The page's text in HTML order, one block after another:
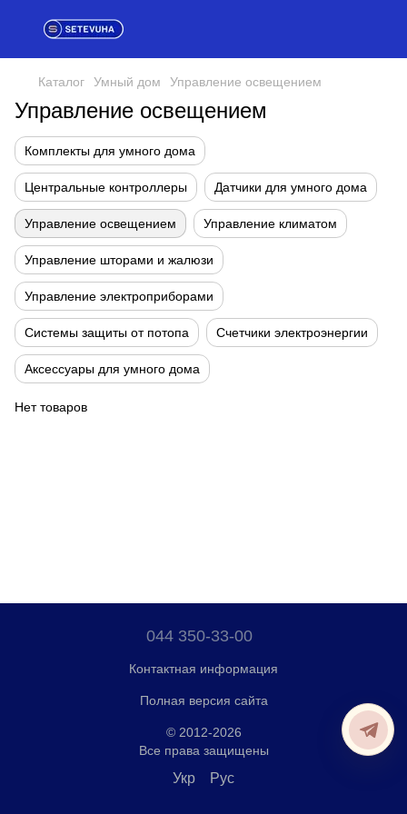
Каталог Умный дом Управление освещением
Управление освещением
Комплекты для умного дома
Центральные контроллеры Датчики для умного дома
Управление освещением Управление климатом
Управление шторами и жалюзи
Управление электроприборами
Системы защиты от потопа Счетчики электроэнергии
Аксессуары для умного дома
Нет товаров
044 350-33-00
Контактная информация
Полная версия сайта
© 2012-2026
Все права защищены
Укр Рус